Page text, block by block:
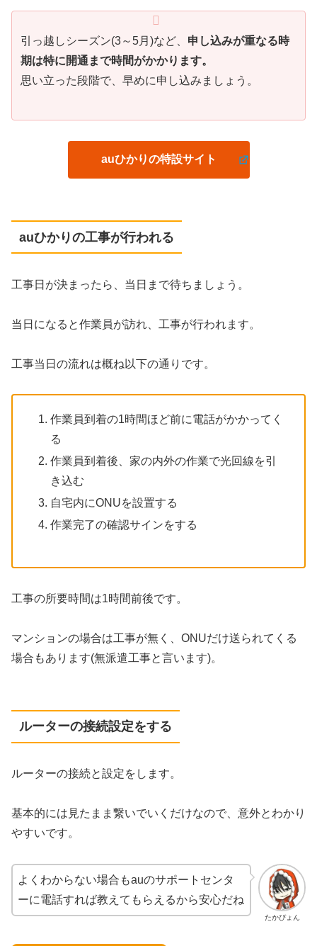
引っ越しシーズン(3～5月)など、 申し込みが重なる時
期は特に開通まで時間がかかります。
思い立った段階で、早めに申し込みましょう。
auひかりの特設サイト
auひかりの工事が行われる
工事日が決まったら、当日まで待ちましょう。
当日になると作業員が訪れ、工事が行われます。
工事当日の流れは概ね以下の通りです。
作業員到着の1時間ほど前に電話がかかってく
る
作業員到着後、家の内外の作業で光回線を引
き込む
自宅内にONUを設置する
作業完了の確認サインをする
工事の所要時間は1時間前後です。
マンションの場合は工事が無く、ONUだけ送られてくる
場合もあります(無派遣工事と言います)。
ルーターの接続設定をする
ルーターの接続と設定をします。
基本的には見たまま繋いでいくだけなので、意外とわかり
やすいです。
たかぴょん
よくわからない場合もauのサポートセンタ
ーに電話すれば教えてもらえるから安心だね